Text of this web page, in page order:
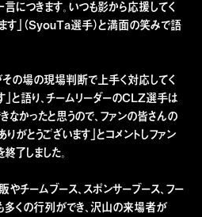
言につきます。いつも影から応援してく
す」（SyouTa選手）と満面の笑みで語
の場の現場判断で上手く対応してく
」と語り、チームリーダーのCLZ選手は
なかったと思うので、ファンの皆さんの
がとうございます」とコメントしファン
了しました。
やチームブース、スポンサーブース、フー
多くの行列ができ、沢山の来場者が